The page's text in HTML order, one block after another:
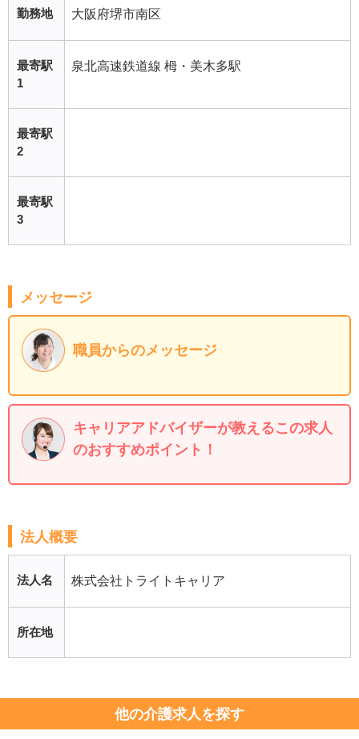
勤務地 大阪府堺市南区
最寄駅
1
泉北高速鉄道線 栂・美木多駅
最寄駅
2
最寄駅
3
メッセージ
職員からのメッセージ
キャリアアドバイザーが教えるこの求人
のおすすめポイント！
法人概要
法人名 株式会社トライトキャリア
所在地
他の介護求人を探す